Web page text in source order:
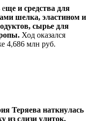
еще и средства для
шелка, эластином и
сырье для
Ход оказался
4,686 млн руб.
Теряева наткнулась
из слизи улиток.